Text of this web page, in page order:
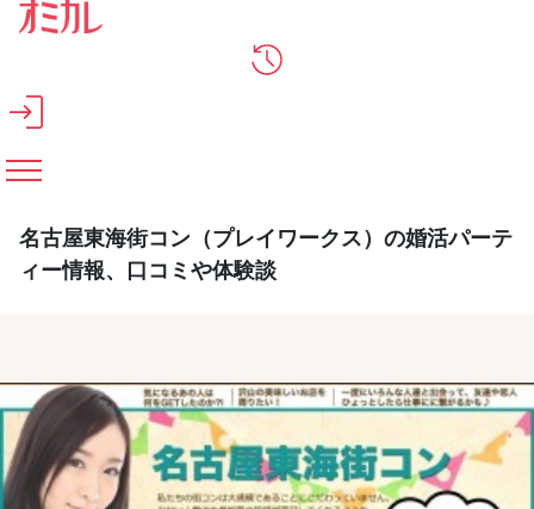
メインコンテンツへスキップ
名古屋東海街コン（プレイワークス）の婚活パーテ
ィー情報、口コミや体験談